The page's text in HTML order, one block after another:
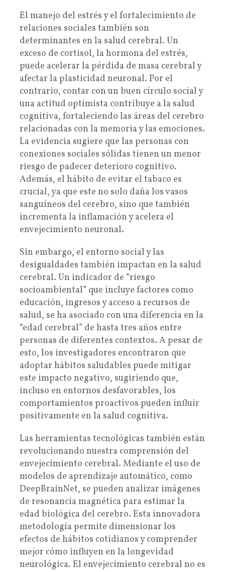
El manejo del estrés y el fortalecimiento de
relaciones sociales también son
determinantes en la salud cerebral. Un
exceso de cortisol, la hormona del estrés,
puede acelerar la pérdida de masa cerebral y
afectar la plasticidad neuronal. Por el
contrario, contar con un buen círculo social y
una actitud optimista contribuye a la salud
cognitiva, fortaleciendo las áreas del cerebro
relacionadas con la memoria y las emociones.
La evidencia sugiere que las personas con
conexiones sociales sólidas tienen un menor
riesgo de padecer deterioro cognitivo.
Además, el hábito de evitar el tabaco es
crucial, ya que este no solo daña los vasos
sanguíneos del cerebro, sino que también
incrementa la inflamación y acelera el
envejecimiento neuronal.
Sin embargo, el entorno social y las
desigualdades también impactan en la salud
cerebral. Un indicador de “riesgo
socioambiental” que incluye factores como
educación, ingresos y acceso a recursos de
salud, se ha asociado con una diferencia en la
“edad cerebral” de hasta tres años entre
personas de diferentes contextos. A pesar de
esto, los investigadores encontraron que
adoptar hábitos saludables puede mitigar
este impacto negativo, sugiriendo que,
incluso en entornos desfavorables, los
comportamientos proactivos pueden influir
positivamente en la salud cognitiva.
Las herramientas tecnológicas también están
revolucionando nuestra comprensión del
envejecimiento cerebral. Mediante el uso de
modelos de aprendizaje automático, como
DeepBrainNet, se pueden analizar imágenes
de resonancia magnética para estimar la
edad biológica del cerebro. Esta innovadora
metodología permite dimensionar los
efectos de hábitos cotidianos y comprender
mejor cómo influyen en la longevidad
neurológica. El envejecimiento cerebral no es